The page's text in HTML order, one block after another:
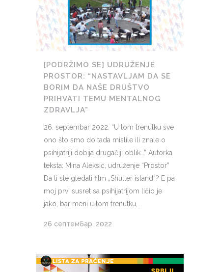
[PODRŽIMO SE] UDRUŽENJE
PROSTOR: “NASTAVLJAM DA SE
BORIM DA NAŠE DRUŠTVO
PRIHVATI TEMU MENTALNOG
ZDRAVLJA”
26. septembar 2022. “U tom trenutku sve
ono što smo do tada mislile ili znale o
psihijatriji dobija drugačiji oblik…” Autorka
teksta: Mina Aleksić, udruženje “Prostor”
Da li ste gledali film „Shutter island“? E pa
moj prvi susret sa psihijatrijom ličio je
jako, bar meni u tom trenutku,...
26 септембар, 2022